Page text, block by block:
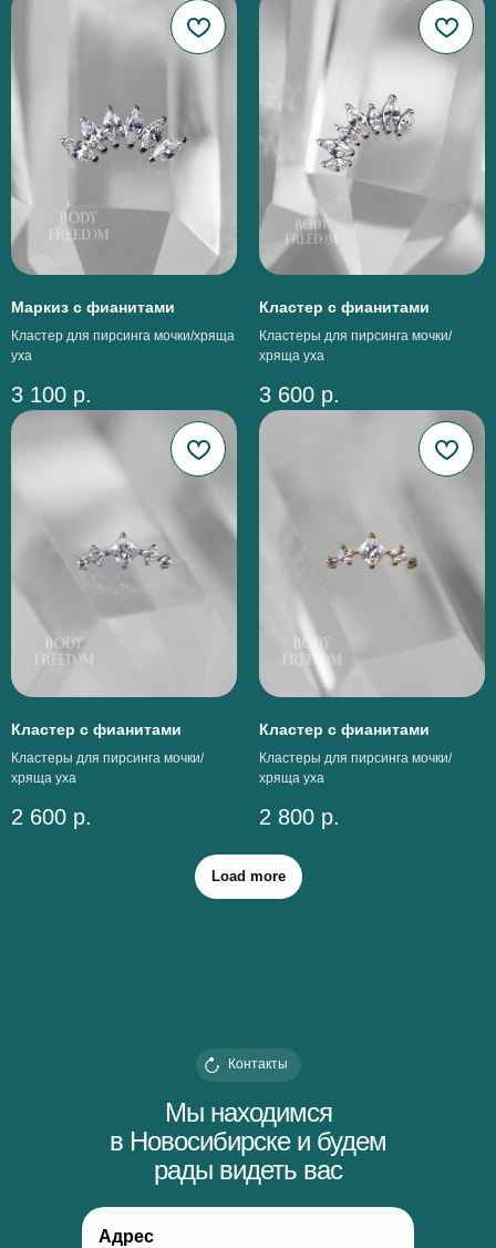
Маркиз с фианитами
Кластер для пирсинга мочки/хряща
уха
3 100 р.
Кластер с фианитами
Кластеры для пирсинга мочки/
хряща уха
3 600 р.
Кластер с фианитами
Кластеры для пирсинга мочки/
хряща уха
2 600 р.
Кластер с фианитами
Кластеры для пирсинга мочки/
хряща уха
2 800 р.
Load more
Мы находимся
в Новосибирске и будем
рады видеть вас
Контакты
Адрес